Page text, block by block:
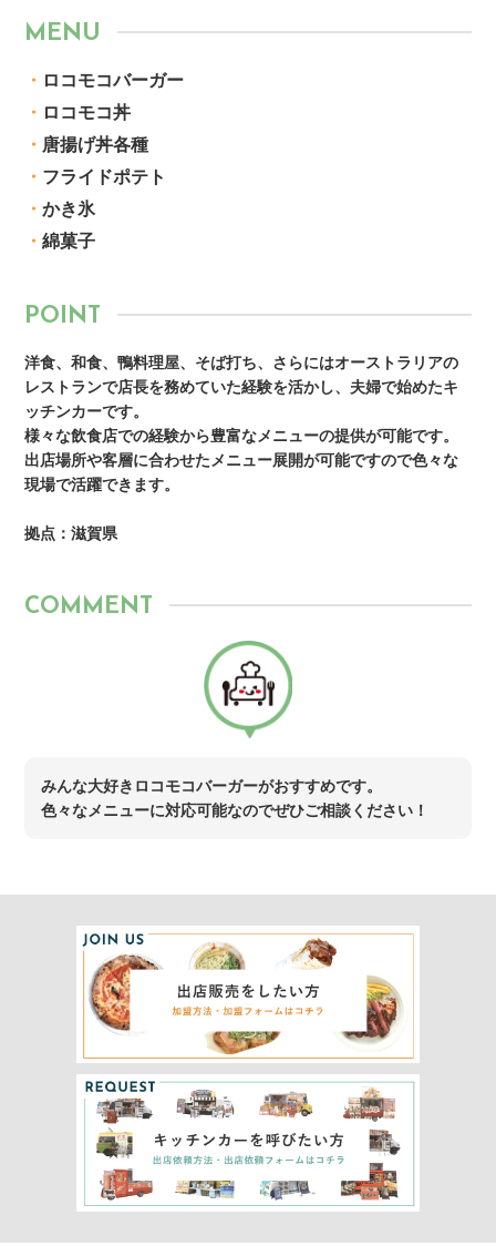
MENU
・ ロコモコバーガー
・ ロコモコ丼
・ 唐揚げ丼各種
・ フライドポテト
・かき氷
・綿菓子
POINT
洋食、和食、鴨料理屋、そば打ち、さらにはオーストラリアの
レストランで店長を務めていた経験を活かし、夫婦で始めたキ
ッチンカーです。
様々な飲食店での経験から豊富なメニューの提供が可能です。
出店場所や客層に合わせたメニュー展開が可能ですので色々な
現場で活躍できます。
拠点：滋賀県
COMMENT
みんな大好きロコモコバーガーがおすすめです。
色々なメニューに対応可能なのでぜひご相談ください！